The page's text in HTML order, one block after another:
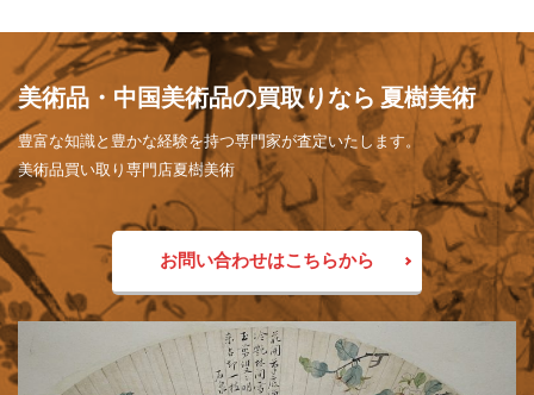
美術品・中国美術品の買取りなら 夏樹美術
豊富な知識と豊かな経験を持つ専門家が査定いたします。
美術品買い取り専門店夏樹美術
お問い合わせはこちらから